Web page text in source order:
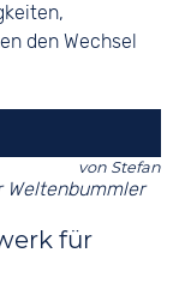
den Wechsel
von Stefan
für